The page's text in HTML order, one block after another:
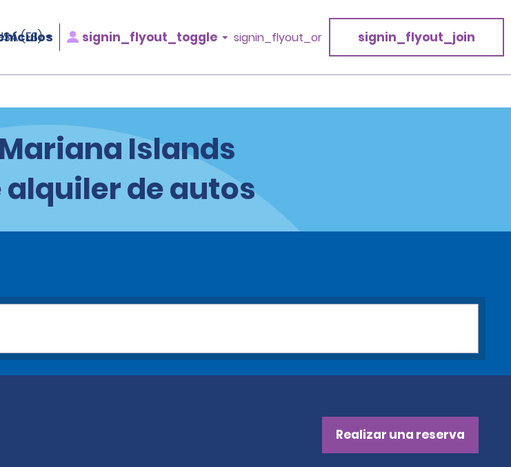
(ES) signin_flyout_toggle signin_flyout_or signin_flyout_join
Islands
de autos
Realizar una reserva